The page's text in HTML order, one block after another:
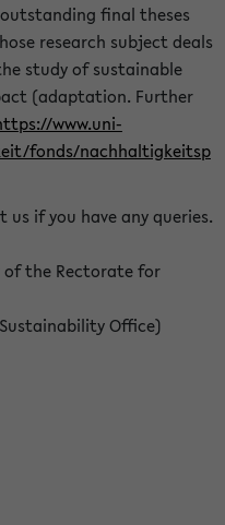
final theses
research subject deals
study of sustainable
(adaptation. Further
www.uni-
fonds/nachhaltigkeitsp
if you have any queries.
of the Rectorate for
Office)